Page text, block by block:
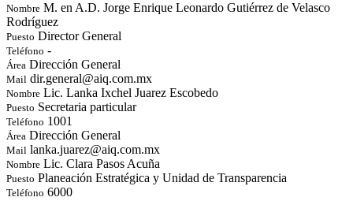
Nombre M. en A.D. Jorge Enrique Leonardo Gutiérrez de Velasco
Rodríguez
Puesto Director General
Teléfono -
Área Dirección General
Mail dir.general@aiq.com.mx
Nombre Lic. Lanka Ixchel Juarez Escobedo
Puesto Secretaria particular
Teléfono 1001
Área Dirección General
Mail lanka.juarez@aiq.com.mx
Nombre Lic. Clara Pasos Acuña
Puesto Planeación Estratégica y Unidad de Transparencia
Teléfono 6000